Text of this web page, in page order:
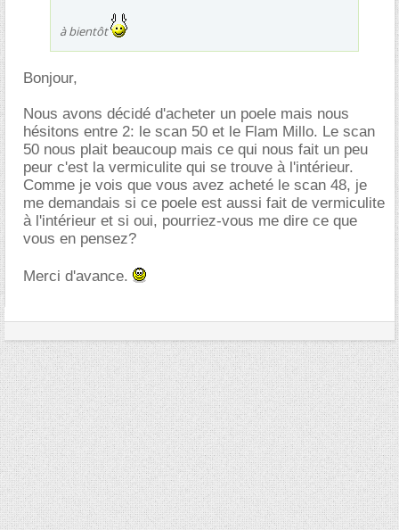
à bientôt
Bonjour,
Nous avons décidé d'acheter un poele mais nous
hésitons entre 2: le scan 50 et le Flam Millo. Le scan
50 nous plait beaucoup mais ce qui nous fait un peu
peur c'est la vermiculite qui se trouve à l'intérieur.
Comme je vois que vous avez acheté le scan 48, je
me demandais si ce poele est aussi fait de vermiculite
à l'intérieur et si oui, pourriez-vous me dire ce que
vous en pensez?
Merci d'avance.